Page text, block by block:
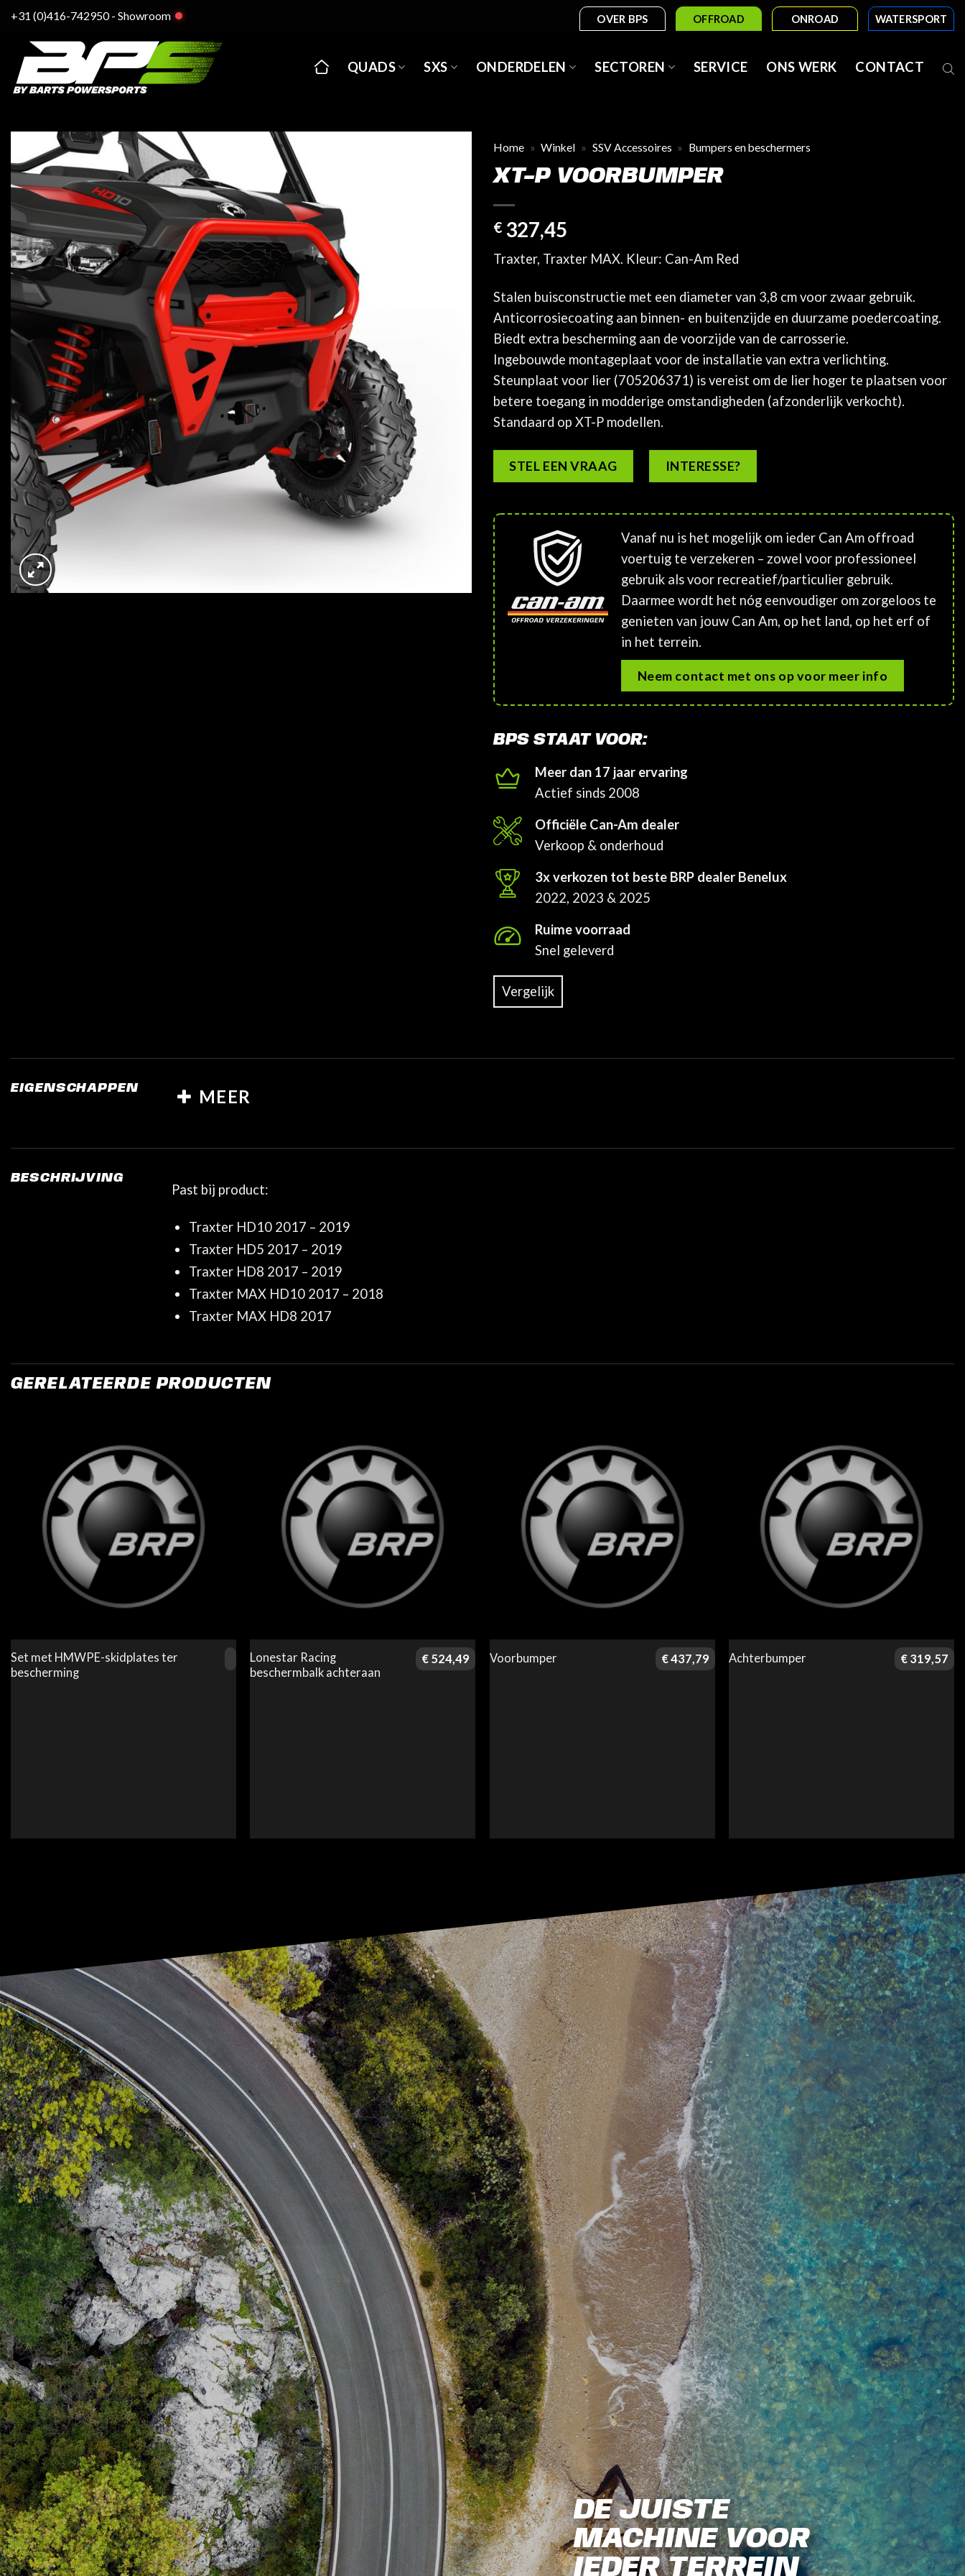
inhoud
+31 (0)416-742950- Showroom OVER BPS OFFROAD ONROAD WATERSPORT
QUADS SXS ONDERDELEN SECTOREN SERVICE ONS WERK CONTACT
Home » Winkel » SSV Accessoires » Bumpers en beschermers
XT-P VOORBUMPER
€ 327,45
Traxter, Traxter MAX. Kleur: Can-Am Red
Stalen buisconstructie met een diameter van 3,8 cm voor zwaar gebruik.
Anticorrosiecoating aan binnen- en buitenzijde en duurzame poedercoating.
Biedt extra bescherming aan de voorzijde van de carrosserie.
Ingebouwde montageplaat voor de installatie van extra verlichting.
Steunplaat voor lier (705206371) is vereist om de lier hoger te plaatsen voor
betere toegang in modderige omstandigheden (afzonderlijk verkocht).
Standaard op XT-P modellen.
STEL EEN VRAAG INTERESSE?
Vanaf nu is het mogelijk om ieder Can Am offroad
voertuig te verzekeren – zowel voor professioneel
gebruik als voor recreatief/particulier gebruik.
Daarmee wordt het nóg eenvoudiger om zorgeloos te
genieten van jouw Can Am, op het land, op het erf of
in het terrein.
Neem contact met ons op voor meer info
BPS STAAT VOOR:
Meer dan 17 jaar ervaring
Actief sinds 2008
Officiële Can-Am dealer
Verkoop & onderhoud
3x verkozen tot beste BRP dealer Benelux
2022, 2023 & 2025
Ruime voorraad
Snel geleverd
Vergelijk
EIGENSCHAPPEN MEER
BESCHRIJVING
Past bij product:
Traxter HD10 2017 – 2019
Traxter HD5 2017 – 2019
Traxter HD8 2017 – 2019
Traxter MAX HD10 2017 – 2018
Traxter MAX HD8 2017
GERELATEERDE PRODUCTEN
Set met HMWPE-skidplates ter
bescherming
Lonestar Racing
beschermbalk achteraan
€ 524,49 Voorbumper €437,79 Achterbumper € 319,57
DE JUISTE
MACHINE VOOR
IEDER TERREIN